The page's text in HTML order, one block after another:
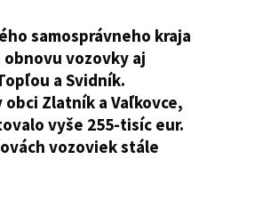
samosprávneho kraja
obnovu vozovky aj
a Svidník.
Zlatník a Vaľkovce,
vyše 255-tisíc eur.
vozoviek stále